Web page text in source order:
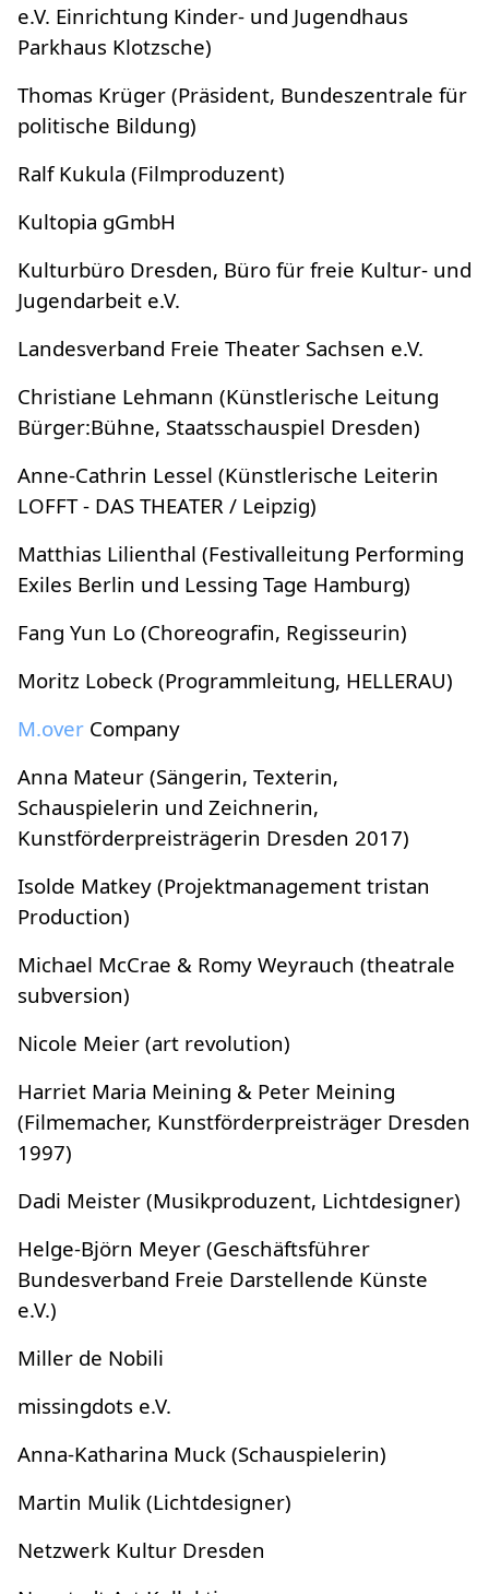
e.V. Einrichtung Kinder- und Jugendhaus
Parkhaus Klotzsche)
Thomas Krüger (Präsident, Bundeszentrale für
politische Bildung)
Ralf Kukula (Filmproduzent)
Kultopia gGmbH
Kulturbüro Dresden, Büro für freie Kultur- und
Jugendarbeit e.V.
Landesverband Freie Theater Sachsen e.V.
Christiane Lehmann (Künstlerische Leitung
Bürger:Bühne, Staatsschauspiel Dresden)
Anne-Cathrin Lessel (Künstlerische Leiterin
LOFFT - DAS THEATER / Leipzig)
Matthias Lilienthal (Festivalleitung Performing
Exiles Berlin und Lessing Tage Hamburg)
Fang Yun Lo (Choreografin, Regisseurin)
Moritz Lobeck (Programmleitung, HELLERAU)
M.over Company
Anna Mateur (Sängerin, Texterin,
Schauspielerin und Zeichnerin,
Kunstförderpreisträgerin Dresden 2017)
Isolde Matkey (Projektmanagement tristan
Production)
Michael McCrae & Romy Weyrauch (theatrale
subversion)
Nicole Meier (art revolution)
Harriet Maria Meining & Peter Meining
(Filmemacher, Kunstförderpreisträger Dresden
1997)
Dadi Meister (Musikproduzent, Lichtdesigner)
Helge-Björn Meyer (Geschäftsführer
Bundesverband Freie Darstellende Künste
e.V.)
Miller de Nobili
missingdots e.V.
Anna-Katharina Muck (Schauspielerin)
Martin Mulik (Lichtdesigner)
Netzwerk Kultur Dresden